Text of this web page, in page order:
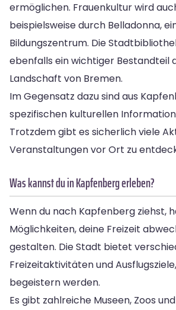
ermöglichen. Frauenkultur wird
beispielsweise durch Belladonna,
Bildungszentrum. Die
ebenfalls ein wichtiger Bestandteil
Landschaft von Bremen.
Im Gegensatz dazu sind aus
spezifischen kulturellen
Trotzdem gibt es sicherlich viele
Veranstaltungen vor Ort zu
Was kannst du in Kapfenberg erleben?
Wenn du nach Kapfenberg ziehst,
Möglichkeiten, deine Freizeit
gestalten. Die Stadt bietet
Freizeitaktivitäten und
begeistern werden.
Es gibt zahlreiche Museen, Zoos